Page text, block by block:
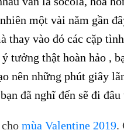
một vài năm gần
thay vào đó các cặp
tưởng thật hoàn hảo ,
nên những phút giây
đã nghĩ đến sẽ đi
mùa Valentine 2019.